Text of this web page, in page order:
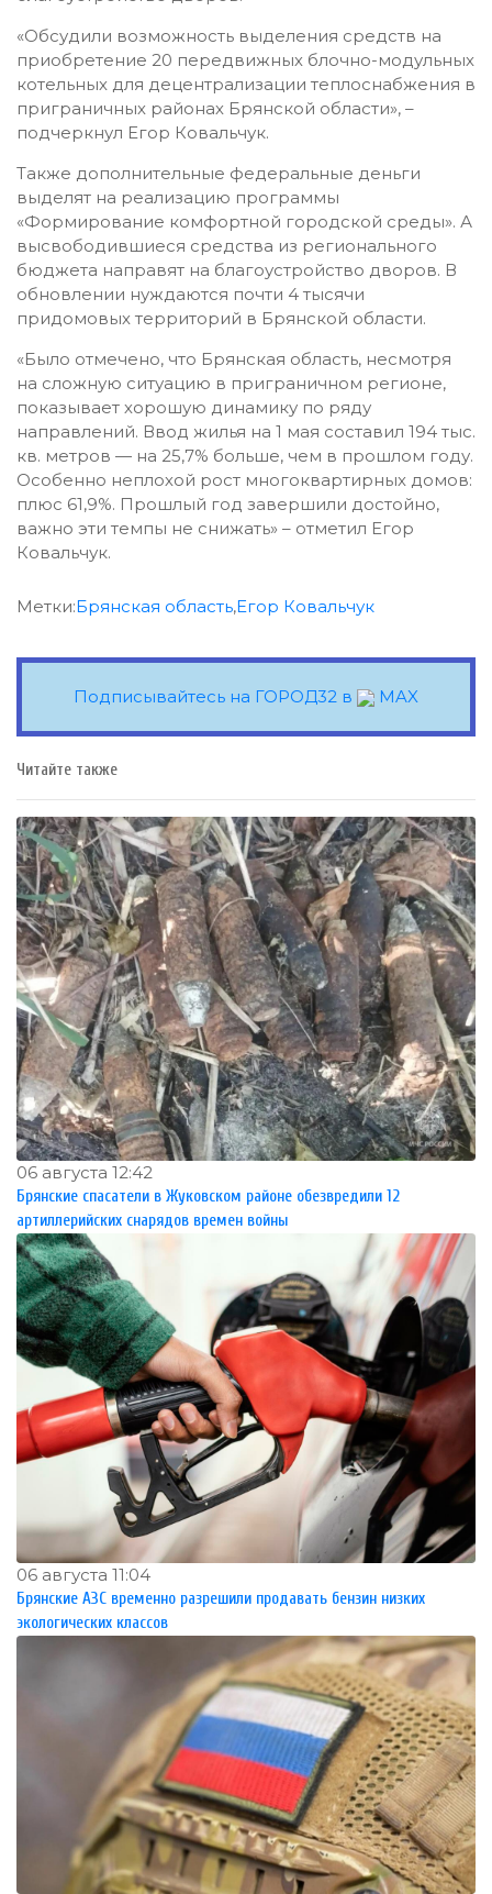
«Обсудили возможность выделения средств на
приобретение 20 передвижных блочно-модульных
котельных для децентрализации теплоснабжения в
приграничных районах Брянской области», –
подчеркнул Егор Ковальчук.
Также дополнительные федеральные деньги
выделят на реализацию программы
«Формирование комфортной городской среды». А
высвободившиеся средства из регионального
бюджета направят на благоустройство дворов. В
обновлении нуждаются почти 4 тысячи
придомовых территорий в Брянской области.
«Было отмечено, что Брянская область, несмотря
на сложную ситуацию в приграничном регионе,
показывает хорошую динамику по ряду
направлений. Ввод жилья на 1 мая составил 194 тыс.
кв. метров — на 25,7% больше, чем в прошлом году.
Особенно неплохой рост многоквартирных домов:
плюс 61,9%. Прошлый год завершили достойно,
важно эти темпы не снижать» – отметил Егор
Ковальчук.
Метки:Брянская область,Егор Ковальчук
Подписывайтесь на ГОРОД32 в MAX
Читайте также
06 августа 12:42
Брянские спасатели в Жуковском районе обезвредили 12
артиллерийских снарядов времен войны
06 августа 11:04
Брянские АЗС временно разрешили продавать бензин низких
экологических классов